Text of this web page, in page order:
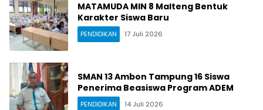
MATAMUDA MIN 8 Malteng Bentuk
Karakter Siswa Baru
PENDIDIKAN 17 Juli 2026
SMAN 13 Ambon Tampung 16 Siswa
Penerima Beasiswa Program ADEM
PENDIDIKAN 14 Juli 2026